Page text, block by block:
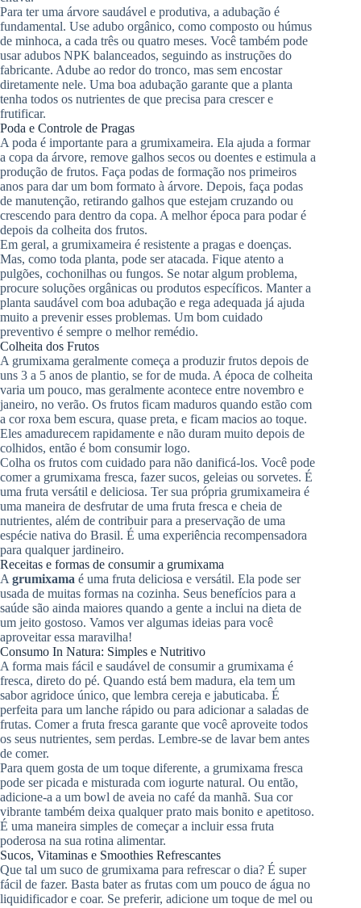
Para ter uma árvore saudável e produtiva, a adubação é
fundamental. Use adubo orgânico, como composto ou húmus
de minhoca, a cada três ou quatro meses. Você também pode
usar adubos NPK balanceados, seguindo as instruções do
fabricante. Adube ao redor do tronco, mas sem encostar
diretamente nele. Uma boa adubação garante que a planta
tenha todos os nutrientes de que precisa para crescer e
frutificar.
Poda e Controle de Pragas
A poda é importante para a grumixameira. Ela ajuda a formar
a copa da árvore, remove galhos secos ou doentes e estimula a
produção de frutos. Faça podas de formação nos primeiros
anos para dar um bom formato à árvore. Depois, faça podas
de manutenção, retirando galhos que estejam cruzando ou
crescendo para dentro da copa. A melhor época para podar é
depois da colheita dos frutos.
Em geral, a grumixameira é resistente a pragas e doenças.
Mas, como toda planta, pode ser atacada. Fique atento a
pulgões, cochonilhas ou fungos. Se notar algum problema,
procure soluções orgânicas ou produtos específicos. Manter a
planta saudável com boa adubação e rega adequada já ajuda
muito a prevenir esses problemas. Um bom cuidado
preventivo é sempre o melhor remédio.
Colheita dos Frutos
A grumixama geralmente começa a produzir frutos depois de
uns 3 a 5 anos de plantio, se for de muda. A época de colheita
varia um pouco, mas geralmente acontece entre novembro e
janeiro, no verão. Os frutos ficam maduros quando estão com
a cor roxa bem escura, quase preta, e ficam macios ao toque.
Eles amadurecem rapidamente e não duram muito depois de
colhidos, então é bom consumir logo.
Colha os frutos com cuidado para não danificá-los. Você pode
comer a grumixama fresca, fazer sucos, geleias ou sorvetes. É
uma fruta versátil e deliciosa. Ter sua própria grumixameira é
uma maneira de desfrutar de uma fruta fresca e cheia de
nutrientes, além de contribuir para a preservação de uma
espécie nativa do Brasil. É uma experiência recompensadora
para qualquer jardineiro.
Receitas e formas de consumir a grumixama
A grumixama é uma fruta deliciosa e versátil. Ela pode ser
usada de muitas formas na cozinha. Seus benefícios para a
saúde são ainda maiores quando a gente a inclui na dieta de
um jeito gostoso. Vamos ver algumas ideias para você
aproveitar essa maravilha!
Consumo In Natura: Simples e Nutritivo
A forma mais fácil e saudável de consumir a grumixama é
fresca, direto do pé. Quando está bem madura, ela tem um
sabor agridoce único, que lembra cereja e jabuticaba. É
perfeita para um lanche rápido ou para adicionar a saladas de
frutas. Comer a fruta fresca garante que você aproveite todos
os seus nutrientes, sem perdas. Lembre-se de lavar bem antes
de comer.
Para quem gosta de um toque diferente, a grumixama fresca
pode ser picada e misturada com iogurte natural. Ou então,
adicione-a a um bowl de aveia no café da manhã. Sua cor
vibrante também deixa qualquer prato mais bonito e apetitoso.
É uma maneira simples de começar a incluir essa fruta
poderosa na sua rotina alimentar.
Sucos, Vitaminas e Smoothies Refrescantes
Que tal um suco de grumixama para refrescar o dia? É super
fácil de fazer. Basta bater as frutas com um pouco de água no
liquidificador e coar. Se preferir, adicione um toque de mel ou